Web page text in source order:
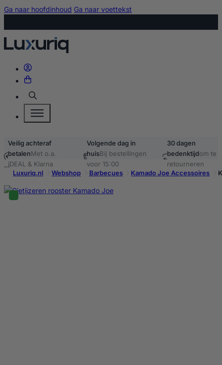
Ga naar hoofdinhoud Ga naar voettekst
Zoeken
Veilig achteraf
betalenMet o.a.
iDEAL & Klarna
Volgende dag in
huisBij bestellingen
voor 15:00
30 dagen
bedenktijdom te
retourneren
Luxuriq.nl
Webshop Barbecues Kamado Joe Accessoires